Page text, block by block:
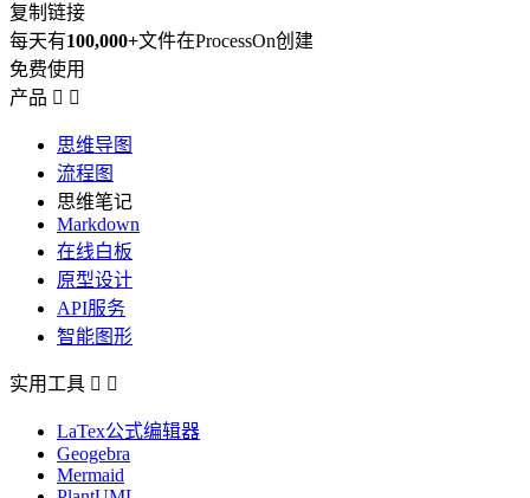
复制链接
每天有100,000+文件在ProcessOn创建
免费使用
产品  
思维导图
流程图
思维笔记
Markdown
在线白板
原型设计
API服务
智能图形
实用工具  
LaTex公式编辑器
Geogebra
Mermaid